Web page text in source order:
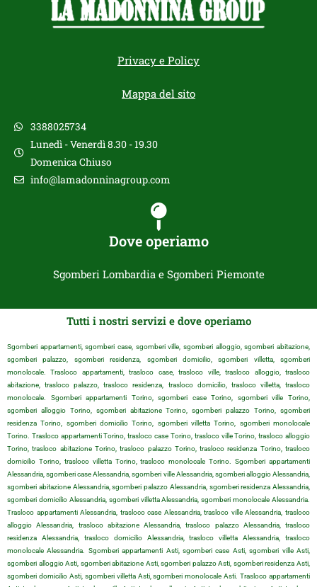
Privacy e Policy
Mappa del sito
3388025734
Lunedì - Venerdì 8.30 - 19.30
Domenica Chiuso
info@lamadonninagroup.com
Dove operiamo
Sgomberi Lombardia e Sgomberi Piemonte
Tutti i nostri servizi e dove operiamo
Sgomberi appartamenti, sgomberi case, sgomberi ville, sgomberi alloggio, sgomberi abitazione,
sgomberi palazzo, sgomberi residenza, sgomberi domicilio, sgomberi villetta, sgomberi
monolocale. Trasloco appartamenti, trasloco case, trasloco ville, trasloco alloggio, trasloco
abitazione, trasloco palazzo, trasloco residenza, trasloco domicilio, trasloco villetta, trasloco
monolocale. Sgomberi appartamenti Torino, sgomberi case Torino, sgomberi ville Torino,
sgomberi alloggio Torino, sgomberi abitazione Torino, sgomberi palazzo Torino, sgomberi
residenza Torino, sgomberi domicilio Torino, sgomberi villetta Torino, sgomberi monolocale
Torino. Trasloco appartamenti Torino, trasloco case Torino, trasloco ville Torino, trasloco alloggio
Torino, trasloco abitazione Torino, trasloco palazzo Torino, trasloco residenza Torino, trasloco
domicilio Torino, trasloco villetta Torino, trasloco monolocale Torino. Sgomberi appartamenti
Alessandria, sgomberi case Alessandria, sgomberi ville Alessandria, sgomberi alloggio Alessandria,
sgomberi abitazione Alessandria, sgomberi palazzo Alessandria, sgomberi residenza Alessandria,
sgomberi domicilio Alessandria, sgomberi villetta Alessandria, sgomberi monolocale Alessandria.
Trasloco appartamenti Alessandria, trasloco case Alessandria, trasloco ville Alessandria, trasloco
alloggio Alessandria, trasloco abitazione Alessandria, trasloco palazzo Alessandria, trasloco
residenza Alessandria, trasloco domicilio Alessandria, trasloco villetta Alessandria, trasloco
monolocale Alessandria. Sgomberi appartamenti Asti, sgomberi case Asti, sgomberi ville Asti,
sgomberi alloggio Asti, sgomberi abitazione Asti, sgomberi palazzo Asti, sgomberi residenza Asti,
sgomberi domicilio Asti, sgomberi villetta Asti, sgomberi monolocale Asti. Trasloco appartamenti